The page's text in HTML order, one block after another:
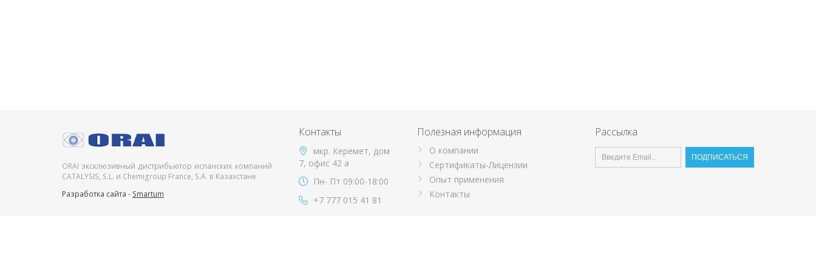
ORAI эксклюзивный дистрибьютор испанских компаний
CATALYSIS, S.L. и Chemigroup France, S.A. в Казахстане
Разработка сайта - Smartum
Контакты
мкр. Керемет, дом
7, офис 42 а
Пн- Пт 09:00-18:00
+7 777 015 41 81
Полезная информация
О компании
Сертификаты-Лицензии
Опыт применения
Контакты
Рассылка